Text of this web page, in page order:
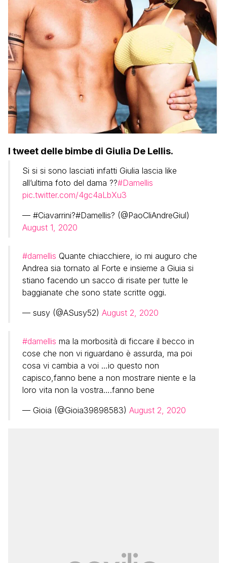
I tweet delle bimbe di Giulia De Lellis.
Si si si sono lasciati infatti Giulia lascia like
all’ultima foto del dama ??#Damellis
pic.twitter.com/4gc4aLbXu3
— #Ciavarrini?#Damellis? (@PaoCliAndreGiul)
August 1, 2020
#damellis Quante chiacchiere, io mi auguro che
Andrea sia tornato al Forte e insieme a Giuia si
stiano facendo un sacco di risate per tutte le
baggianate che sono state scritte oggi.
— susy (@ASusy52) August 2, 2020
#damellis ma la morbosità di ficcare il becco in
cose che non vi riguardano è assurda, ma poi
cosa vi cambia a voi …io questo non
capisco,fanno bene a non mostrare niente e la
loro vita non la vostra….fanno bene
— Gioia (@Gioia39898583) August 2, 2020